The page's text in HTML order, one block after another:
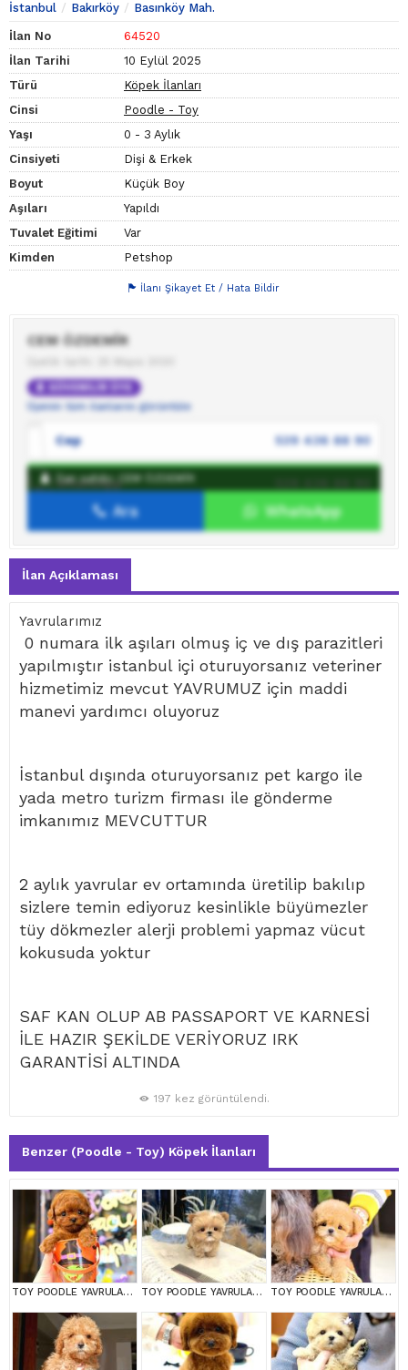
İstanbul Bakırköy Basınköy Mah.
İlan No
64520
İlan Tarihi
10 Eylül 2025
Türü
Köpek İlanları
Cinsi
Poodle - Toy
Yaşı
0 - 3 Aylık
Cinsiyeti
Dişi & Erkek
Boyut
Küçük Boy
Aşıları
Yapıldı
Tuvalet Eğitimi
Var
Kimden
Petshop
İlanı Şikayet Et / Hata Bildir
CEM ÖZDEMİR
Üyenin tüm ilanlarını görüntüle
Cep 539 436 88 90
WhatsApp
İlan sahibine mesaj gönder
İlan sahibi: CEM ÖZDEMİR
Ara WhatsApp
İlan Açıklaması
Yavrularımız
0 numara ilk aşıları olmuş iç ve dış parazitleri
yapılmıştır istanbul içi oturuyorsanız veteriner
hizmetimiz mevcut YAVRUMUZ için maddi
manevi yardımcı oluyoruz
İstanbul dışında oturuyorsanız pet kargo ile
yada metro turizm firması ile gönderme
imkanımız MEVCUTTUR
2 aylık yavrular ev ortamında üretilip bakılıp
sizlere temin ediyoruz kesinlikle büyümezler
tüy dökmezler alerji problemi yapmaz vücut
kokusuda yoktur
SAF KAN OLUP AB PASSAPORT VE KARNESİ
İLE HAZIR ŞEKİLDE VERİYORUZ IRK
GARANTİSİ ALTINDA
197 kez görüntülendi.
Benzer (Poodle - Toy) Köpek İlanları
TOY POODLE YAVRULARIM TOY POODLE YAVRULARIM TOY POODLE YAVRULARIM